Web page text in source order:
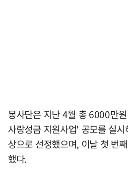
봉사단은 지난 4월 총 6000만
사랑성금 지원사업' 공모를 실
상으로 선정했으며, 이날 첫 번
했다.